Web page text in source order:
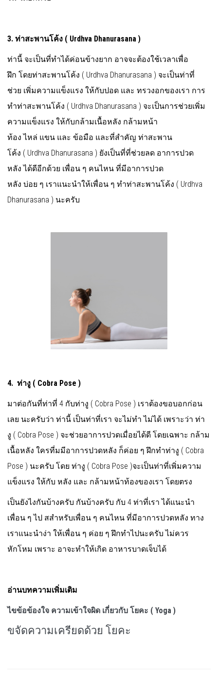
3. ท่าสะพานโค้ง ( Urdhva Dhanurasana )
ท่านี้ จะเป็นที่ทำได้ค่อนข้างยาก อาจจะต้องใช้เวลาเพื่อ
ฝึก โดยท่าสะพานโค้ง ( Urdhva Dhanurasana ) จะเป็นท่าที่
ช่วย เพิ่มความแข็งแรง ให้กับปอด และ ทรวงอกของเรา การ
ทำท่าสะพานโค้ง ( Urdhva Dhanurasana ) จะเป็นการช่วยเพิ่ม
ความแข็งแรง ให้กับกล้ามเนื้อหลัง กล้ามหน้า
ท้อง ไหล่ แขน และ ข้อมือ และที่สำคัญ ท่าสะพาน
โค้ง ( Urdhva Dhanurasana ) ยังเป็นที่ที่ช่วยลด อาการปวด
หลัง ได้ดีอีกด้วย เพื่อน ๆ คนไหน ที่มีอาการปวด
หลัง บ่อย ๆ เราแนะนำให้เพื่อน ๆ ทำท่าสะพานโค้ง ( Urdhva
Dhanurasana ) นะครับ
4. ท่างู ( Cobra Pose )
มาต่อกันที่ท่าที่ 4 กับท่างู ( Cobra Pose ) เราต้องขอบอกก่อน
เลย นะครับว่า ท่านี้ เป็นท่าที่เรา จะไม่ทำ ไม่ได้ เพราะว่า ท่า
งู ( Cobra Pose ) จะช่วยอาการปวดเมื่อยได้ดี โดยเฉพาะ กล้าม
เนื้อหลัง ใครที่มมีอาการปวดหลัง ก็ค่อย ๆ ฝึกทำท่างู ( Cobra
Pose ) นะครับ โดย ท่างู ( Cobra Pose )จะเป็นท่าที่เพิ่มความ
แข็งแรง ให้กับ หลัง และ กล้ามหน้าท้องของเรา โดยตรง
เป็นยังไงกันบ้างครับ กันบ้างครับ กับ 4 ท่าที่เรา ได้แนะนำ
เพื่อน ๆ ไป สสำหรับเพื่อน ๆ คนไหน ที่มีอาการปวดหลัง ทาง
เราแนะนำง่า ให้เพื่อน ๆ ค่อย ๆ ฝึกทำไปนะครับ ไม่ควร
หักโหม เพราะ อาจะทำให้เกิด อาหารบาดเจ็บได้
อ่านบทความเพิ่มเติม
ไขข้อข้องใจ ความเข้าใจผิด เกี่ยวกับ โยคะ ( Yoga )
ขจัดความเครียดด้วย โยคะ